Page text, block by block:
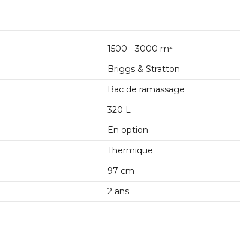
1500 - 3000 m²
Briggs & Stratton
Bac de ramassage
320 L
En option
Thermique
97 cm
2 ans